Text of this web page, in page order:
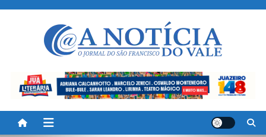
A Noticia Do Vale